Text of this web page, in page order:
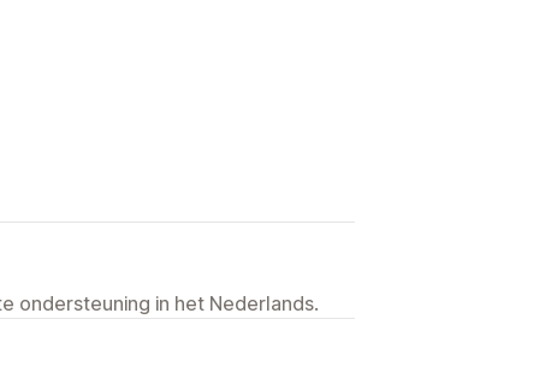
ondersteuning in het Nederlands.